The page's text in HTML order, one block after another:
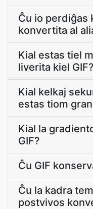
Ĉu io perdiĝas
konvertita al
Kial estas tiel
liverita kiel GIF?
Kial kelkaj
estas tiom
Kial la
GIF?
Ĉu GIF
Ĉu la kadra
postvivos